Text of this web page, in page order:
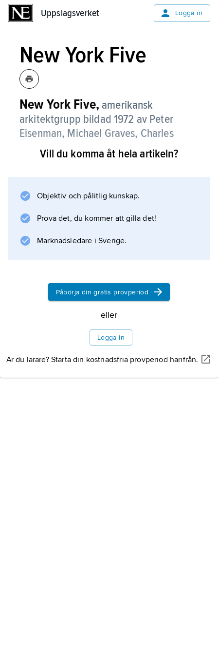
Uppslagsverket Logga in
New York Five
New York Five, amerikansk
arkitektgrupp bildad 1972 av Peter
Eisenman, Michael Graves, Charles
Gwathmey ( 1938–2009
), John Hejduk
och Richard Meier.
modernismens och då framför allt Le
dess sociala engagemang.
Vill du komma åt hela artikeln?
Objektiv och pålitlig kunskap.
Prova det, du kommer att gilla det!
Marknadsledare i Sverige.
Påbörja din gratis provperiod
eller
Logga in
Är du lärare? Starta din kostnadsfria provperiod härifrån.